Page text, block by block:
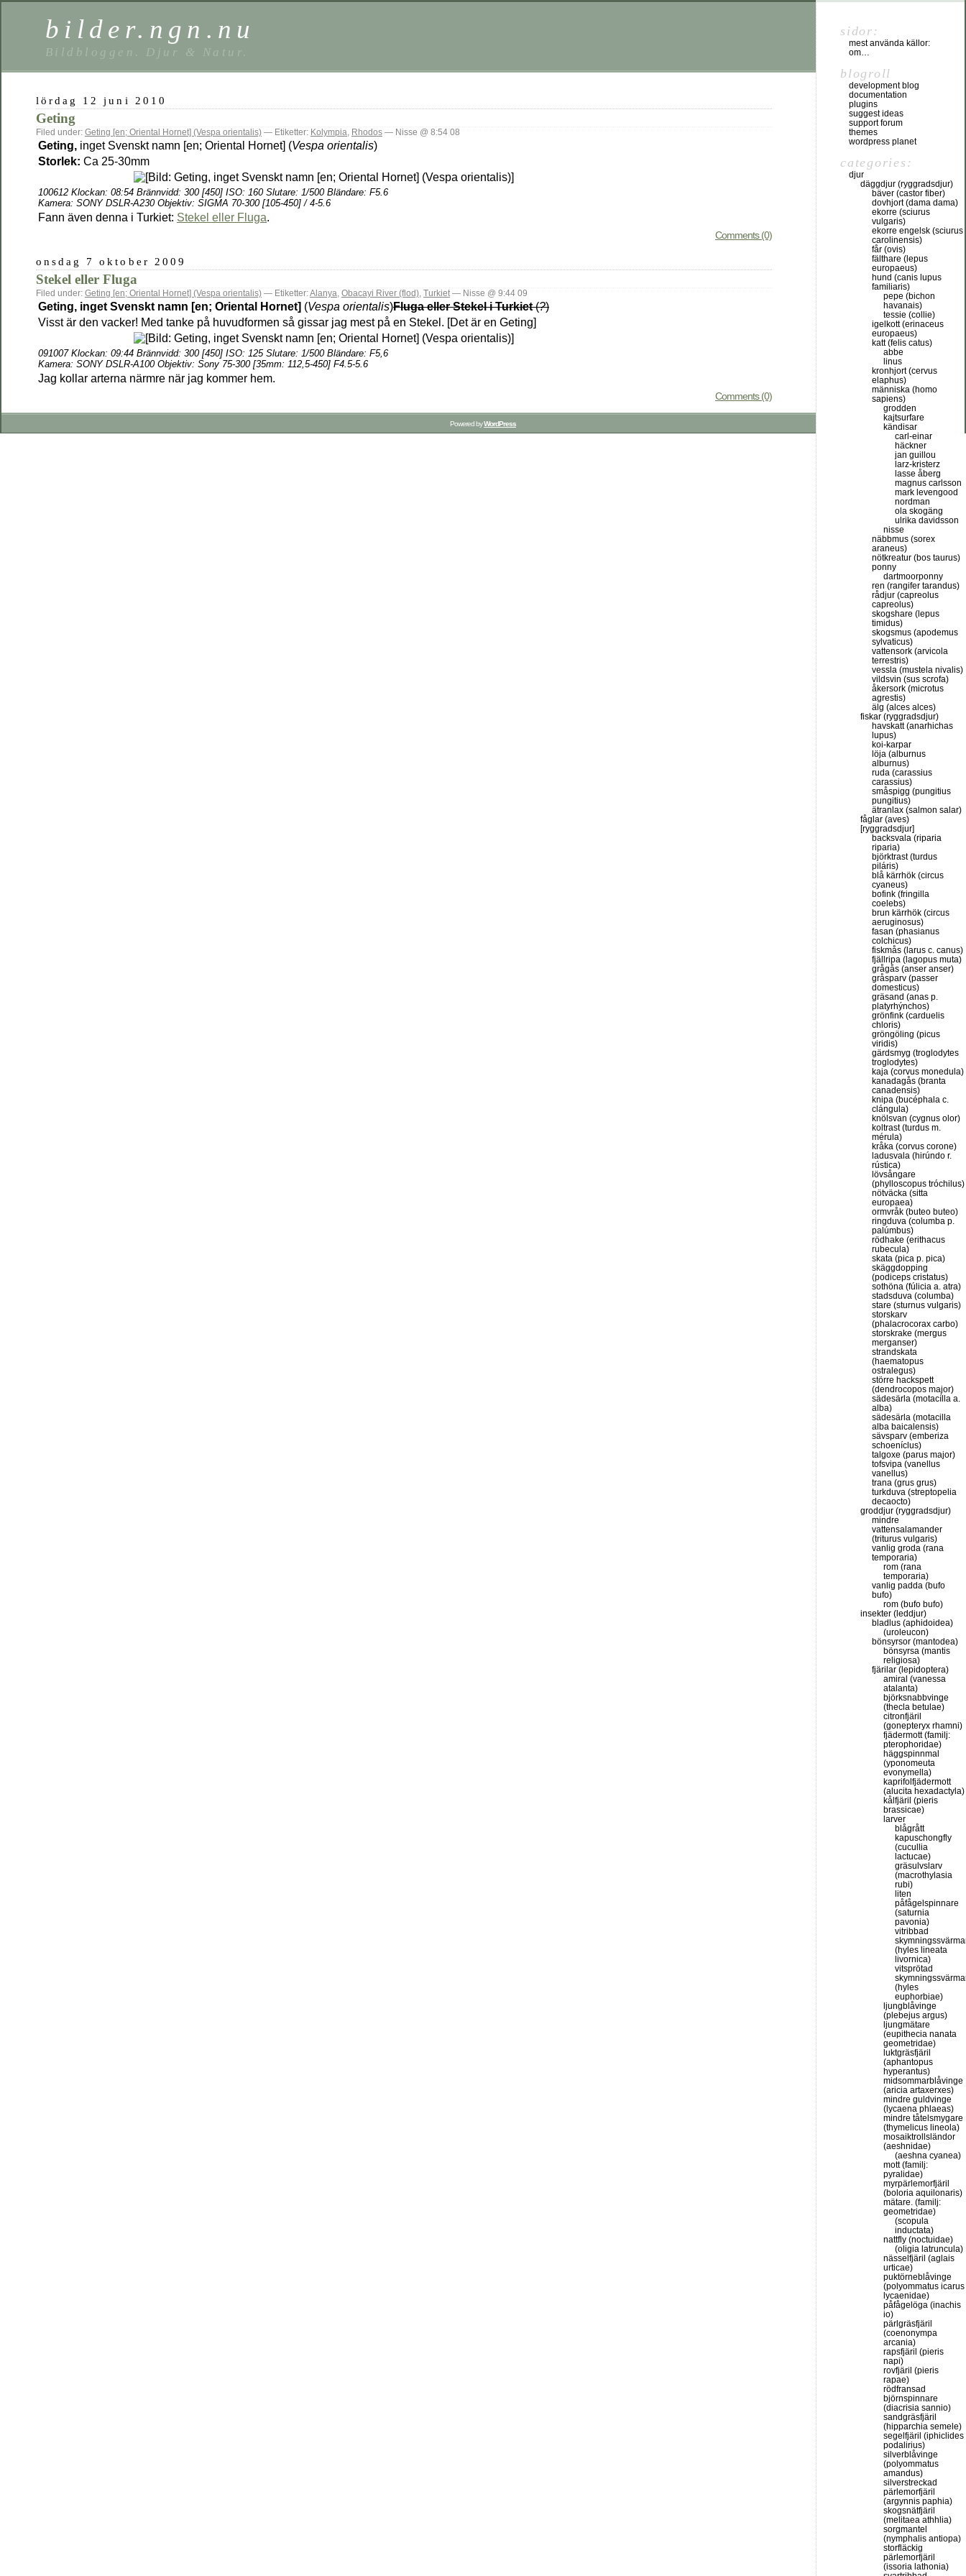
bilder.ngn.nu
Bildbloggen. Djur & Natur.
lördag 12 juni 2010
Geting
Filed under: Geting [en; Oriental Hornet] (Vespa orientalis) — Etiketter: Kolympia, Rhodos — Nisse @ 8:54 08
Geting, inget Svenskt namn [en; Oriental Hornet] (Vespa orientalis)
Storlek: Ca 25-30mm
100612 Klockan: 08:54 Brännvidd: 300 [450] ISO: 160 Slutare: 1/500 Bländare: F5.6
Kamera: SONY DSLR-A230 Objektiv: SIGMA 70-300 [105-450] / 4-5.6
Fann även denna i Turkiet: Stekel eller Fluga.
Comments (0)
onsdag 7 oktober 2009
Stekel eller Fluga
Filed under: Geting [en; Oriental Hornet] (Vespa orientalis) — Etiketter:Alanya, Obacayi River (flod), Turkiet— Nisse @ 9:44 09
Geting, inget Svenskt namn [en; Oriental Hornet] (Vespa orientalis)Fluga eller Stekel i Turkiet(?)
Visst är den vacker! Med tanke på huvudformen så gissar jag mest på en Stekel. [Det är en Geting]
091007 Klockan: 09:44 Brännvidd: 300 [450] ISO: 125 Slutare: 1/500 Bländare: F5,6
Kamera: SONY DSLR-A100 Objektiv: Sony 75-300 [35mm: 112,5-450] F4.5-5.6
Jag kollar arterna närmre när jag kommer hem.
Comments (0)
sidor:
mest använda källor:
om…
blogroll
development blog
documentation
plugins
suggest ideas
support forum
themes
wordpress planet
categories:
djur
däggdjur (ryggradsdjur)
bäver (castor fiber)
dovhjort (dama dama)
ekorre (sciurus
vulgaris)
ekorre engelsk (sciurus
carolinensis)
får (ovis)
fälthare (lepus
europaeus)
hund (canis lupus
familiaris)
pepe (bichon
havanais)
tessie (collie)
igelkott (erinaceus
europaeus)
katt (felis catus)
abbe
linus
kronhjort (cervus
elaphus)
människa (homo
sapiens)
grodden
kajtsurfare
kändisar
carl-einar
häckner
jan guillou
larz-kristerz
lasse åberg
magnus carlsson
mark levengood
nordman
ola skogäng
ulrika davidsson
nisse
näbbmus (sorex
araneus)
nötkreatur (bos taurus)
ponny
dartmoorponny
ren (rangifer tarandus)
rådjur (capreolus
capreolus)
skogshare (lepus
timidus)
skogsmus (apodemus
sylvaticus)
vattensork (arvicola
terrestris)
vessla (mustela nivalis)
vildsvin (sus scrofa)
åkersork (microtus
agrestis)
älg (alces alces)
fiskar (ryggradsdjur)
havskatt (anarhichas
lupus)
koi-karpar
löja (alburnus
alburnus)
ruda (carassius
carassius)
småspigg (pungitius
pungitius)
ätranlax (salmon salar)
fåglar (aves)
[ryggradsdjur]
backsvala (riparia
riparia)
björktrast (turdus
piláris)
blå kärrhök (circus
cyaneus)
bofink (fringilla
coelebs)
brun kärrhök (circus
aeruginosus)
fasan (phasianus
colchicus)
fiskmås (larus c. canus)
fjällripa (lagopus muta)
grågås (anser anser)
gråsparv (passer
domesticus)
gräsand (anas p.
platyrhýnchos)
grönfink (carduelis
chloris)
gröngöling (picus
viridis)
gärdsmyg (troglodytes
troglodytes)
kaja (corvus monedula)
kanadagås (branta
canadensis)
knipa (bucéphala c.
clángula)
knölsvan (cygnus olor)
koltrast (turdus m.
mérula)
kråka (corvus corone)
ladusvala (hirúndo r.
rústica)
lövsångare
(phylloscopus tróchilus)
nötväcka (sitta
europaea)
ormvråk (buteo buteo)
ringduva (columba p.
palúmbus)
rödhake (erithacus
rubecula)
skata (pica p. pica)
skäggdopping
(podiceps cristatus)
sothöna (fúlicia a. atra)
stadsduva (columba)
stare (sturnus vulgaris)
storskarv
(phalacrocorax carbo)
storskrake (mergus
merganser)
strandskata
(haematopus
ostralegus)
större hackspett
(dendrocopos major)
sädesärla (motacílla a.
alba)
sädesärla (motacilla
alba baicalensis)
sävsparv (emberiza
schoeníclus)
talgoxe (parus major)
tofsvipa (vanellus
vanellus)
trana (grus grus)
turkduva (streptopelia
decaocto)
groddjur (ryggradsdjur)
mindre
vattensalamander
(triturus vulgaris)
vanlig groda (rana
temporaria)
rom (rana
temporaria)
vanlig padda (bufo
bufo)
rom (bufo bufo)
insekter (leddjur)
bladlus (aphidoidea)
(uroleucon)
bönsyrsor (mantodea)
bönsyrsa (mantis
religiosa)
fjärilar (lepidoptera)
amiral (vanessa
atalanta)
björksnabbvinge
(thecla betulae)
citronfjäril
(gonepteryx rhamni)
fjädermott (familj:
pterophoridae)
häggspinnmal
(yponomeuta
evonymella)
kaprifolfjädermott
(alucita hexadactyla)
kålfjäril (pieris
brassicae)
larver
blågrått
kapuschongfly
(cucullia
lactucae)
gräsulvslarv
(macrothylasia
rubi)
liten
påfågelspinnare
(saturnia
pavonia)
vitribbad
(hyles lineata
livornica)
vitsprötad
(hyles
euphorbiae)
ljungblåvinge
(plebejus argus)
ljungmätare
(eupithecia nanata
geometridae)
luktgräsfjäril
(aphantopus
hyperantus)
midsommarblåvinge
(aricia artaxerxes)
mindre guldvinge
(lycaena phlaeas)
mindre tåtelsmygare
(thymelicus lineola)
mosaiktrollsländor
(aeshnidae)
(aeshna cyanea)
mott (familj:
pyralidae)
myrpärlemorfjäril
(boloria aquilonaris)
mätare. (familj:
geometridae)
(scopula
inductata)
nattfly (noctuidae)
(oligia latruncula)
nässelfjäril (aglais
urticae)
puktörneblåvinge
(polyommatus icarus
lycaenidae)
påfågelöga (inachis
io)
pärlgräsfjäril
(coenonympa
arcania)
rapsfjäril (pieris
napi)
rovfjäril (pieris
rapae)
rödfransad
björnspinnare
(diacrisia sannio)
sandgräsfjäril
(hipparchia semele)
segelfjäril (iphiclides
podalirius)
silverblåvinge
(polyommatus
amandus)
silverstreckad
pärlemorfjäril
(argynnis paphia)
skogsnätfjäril
(melitaea athhlia)
sorgmantel
(nymphalis antiopa)
storfläckig
pärlemorfjäril
(issoria lathonia)
Powered byWordPress